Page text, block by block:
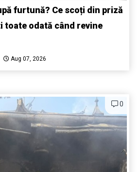
furtună? Ce scoți din priză
toate odată când revine
Aug 07, 2026
0